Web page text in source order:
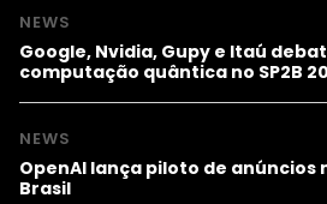
NEWS
Google, Nvidia, Gupy e Itaú
computação quântica no SP2B
NEWS
OpenAI lança piloto de anúncios
Brasil